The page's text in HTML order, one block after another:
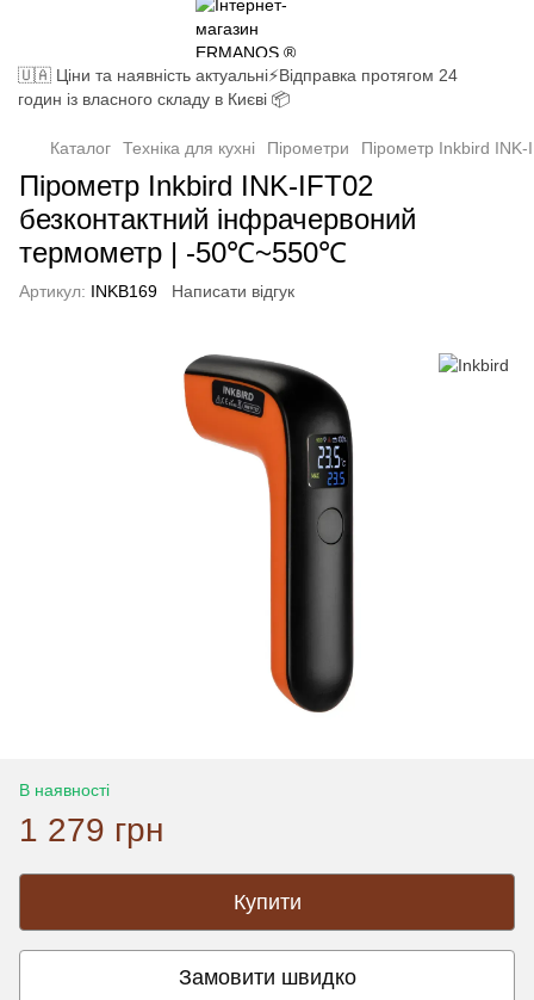
🇺🇦 Ціни та наявність актуальні⚡Відправка протягом 24
годин із власного складу в Києві 📦
Каталог Техніка для кухні Пірометри Пірометр Inkbird
Пірометр Inkbird INK-IFT02
безконтактний інфрачервоний
термометр | -50℃~550℃
Артикул: INKB169 Написати відгук
В наявності
1 279 грн
Купити
Замовити швидко